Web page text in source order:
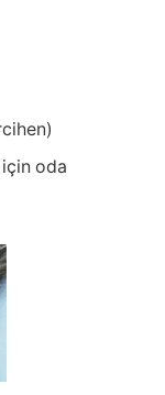
için oda